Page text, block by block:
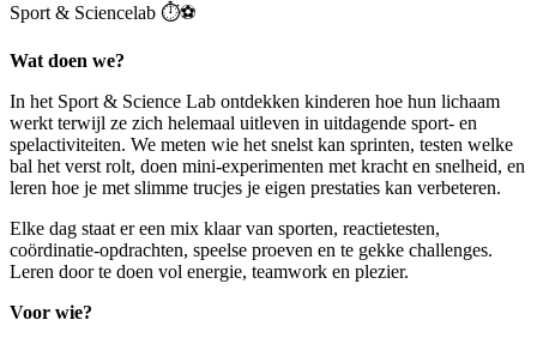
Sport & Sciencelab ⏱️⚽️
Wat doen we?
In het Sport & Science Lab ontdekken kinderen hoe hun lichaam
werkt terwijl ze zich helemaal uitleven in uitdagende sport- en
spelactiviteiten. We meten wie het snelst kan sprinten, testen welke
bal het verst rolt, doen mini-experimenten met kracht en snelheid, en
leren hoe je met slimme trucjes je eigen prestaties kan verbeteren.
Elke dag staat er een mix klaar van sporten, reactietesten,
coördinatie-opdrachten, speelse proeven en te gekke challenges.
Leren door te doen vol energie, teamwork en plezier.
Voor wie?